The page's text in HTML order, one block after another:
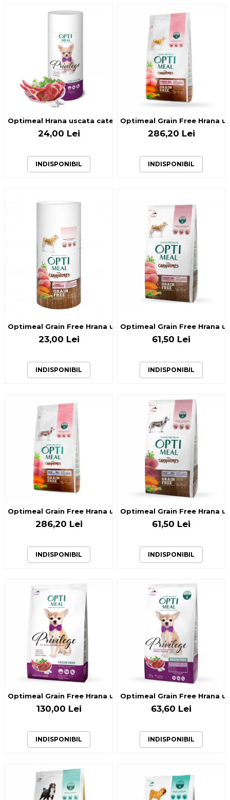
Optimeal Hrana uscata catei talie mica - cu Miel, 0,65kg
24,00 Lei
INDISPONIBIL
Optimeal Grain Free Hrana
286,20 Lei
INDISPONIBIL
Optimeal Grain Free Hrana uscata caini de toate rasele -
23,00 Lei
INDISPONIBIL
Optimeal Grain Free Hrana
61,50 Lei
INDISPONIBIL
Optimeal Grain Free Hrana uscata caini de toate rasele -
286,20 Lei
INDISPONIBIL
Optimeal Grain Free Hrana
61,50 Lei
INDISPONIBIL
Optimeal Grain Free Hrana uscata caini de talie mica -
130,00 Lei
INDISPONIBIL
Optimeal Grain Free Hrana
63,60 Lei
INDISPONIBIL